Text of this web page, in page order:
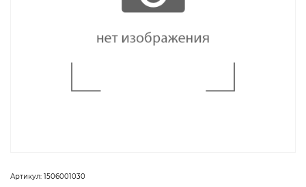
Артикул: 1506001030